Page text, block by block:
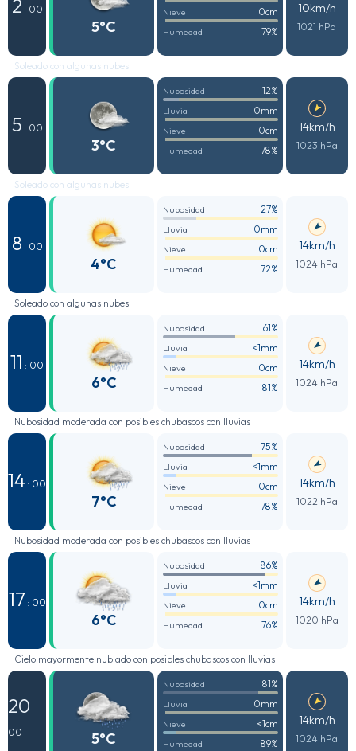
2 : 00
5°C
Nieve 0cm
Humedad 79%
10km/h
1021 hPa
Soleado con algunas nubes
5 : 00
3°C
Nubosidad 12%
Lluvia 0mm
Nieve 0cm
Humedad 78%
14km/h
1023 hPa
Soleado con algunas nubes
8 : 00
4°C
Nubosidad 27%
Lluvia 0mm
Nieve 0cm
Humedad 72%
14km/h
1024 hPa
Soleado con algunas nubes
11 : 00
6°C
Nubosidad 61%
Lluvia <1mm
Nieve 0cm
Humedad 81%
14km/h
1024 hPa
Nubosidad moderada con posibles chubascos con lluvias
14 : 00
7°C
Nubosidad 75%
Lluvia <1mm
Nieve 0cm
Humedad 78%
14km/h
1022 hPa
Nubosidad moderada con posibles chubascos con lluvias
17 : 00
6°C
Nubosidad 86%
Lluvia <1mm
Nieve 0cm
Humedad 76%
14km/h
1020 hPa
Cielo mayormente nublado con posibles chubascos con lluvias
20 :
00
5°C
Nubosidad 81%
Lluvia 0mm
Nieve <1cm
Humedad 89%
14km/h
1024 hPa